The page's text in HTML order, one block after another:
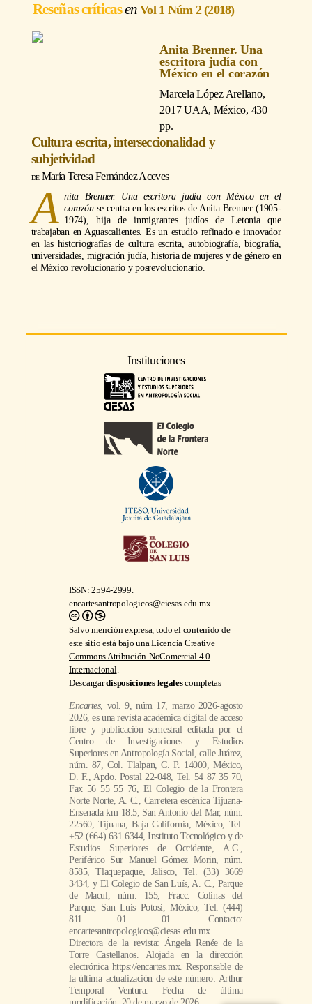
Reseñas críticas Vol 1 Núm 2 (2018)
Anita Brenner. Una
escritora judía con
México en el corazón
Marcela López Arellano,
2017 UAA, México, 430
pp.
Cultura escrita, interseccionalidad y
subjetividad
María Teresa Fernández Aceves
A nita Brenner. Una escritora judía con México en el
corazónse centra en los escritos de Anita Brenner (1905-
1974), hija de inmigrantes judíos de Letonia que
trabajaban en Aguascalientes. Es un estudio refinado e innovador
en las historiografías de cultura escrita, autobiografía, biografía,
universidades, migración judía, historia de mujeres y de género en
el México revolucionario y posrevolucionario.
Instituciones
ISSN: 2594-2999.
encartesantropologicos@ciesas.edu.mx
Salvo mención expresa, todo el contenido de
este sitio está bajo unaLicencia Creative
Commons Atribución-NoComercial 4.0
Internacional.
Descargardisposiciones legalescompletas
Encartes, vol. 9, núm 17, marzo 2026-agosto
2026, es una revista académica digital de acceso
libre y publicación semestral editada por el
Centro de Investigaciones y Estudios
Superiores en Antropología Social, calle Juárez,
núm. 87, Col. Tlalpan, C. P. 14000, México,
D. F., Apdo. Postal 22-048, Tel. 54 87 35 70,
Fax 56 55 55 76, El Colegio de la Frontera
Norte Norte, A. C., Carretera escénica Tijuana-
Ensenada km 18.5, San Antonio del Mar, núm.
22560, Tijuana, Baja California, México, Tel.
+52 (664) 631 6344, Instituto Tecnológico y de
Estudios Superiores de Occidente, A.C.,
Periférico Sur Manuel Gómez Morin, núm.
8585, Tlaquepaque, Jalisco, Tel. (33) 3669
3434, y El Colegio de San Luís, A. C., Parque
de Macul, núm. 155, Fracc. Colinas del
Parque, San Luis Potosi, México, Tel. (444)
811 01 01. Contacto:
encartesantropologicos@ciesas.edu.mx.
Directora de la revista: Ángela Renée de la
Torre Castellanos. Alojada en la dirección
electrónica https://encartes.mx. Responsable de
la última actualización de este número: Arthur
Temporal Ventura. Fecha de última